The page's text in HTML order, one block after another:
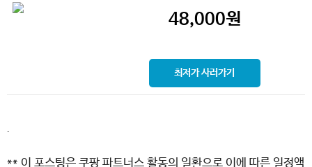
48,000원
최저가 사러가기
.
** 이 포스팅은 쿠팡 파트너스 활동의 일환으로 이에 따른 일정액